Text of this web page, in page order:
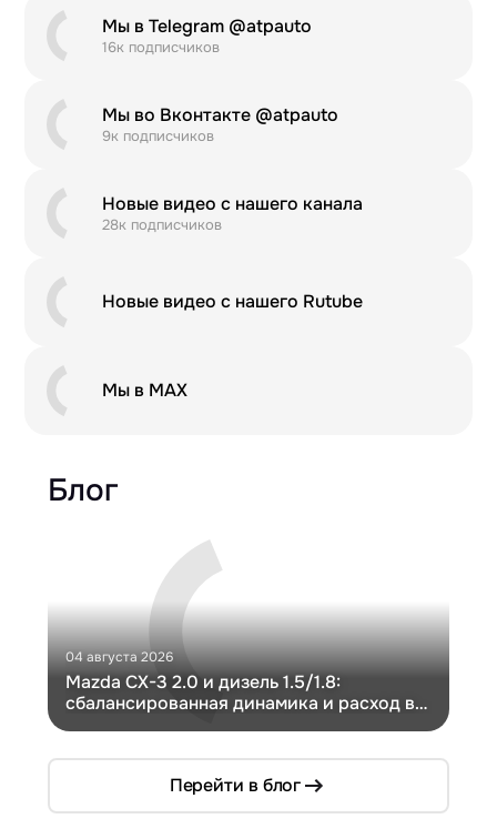
Мы в Telegram @atpauto
16к подписчиков
Мы во Вконтакте @atpauto
9к подписчиков
Новые видео с нашего канала
28к подписчиков
Новые видео с нашего Rutube
Мы в MAX
Блог
04 августа 2026
Mazda CX-3 2.0 и дизель 1.5/1.8:
сбалансированная динамика и расход в
Перейти в блог